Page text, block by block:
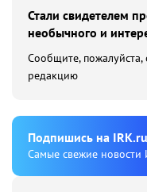
Стали свидетелем
необычного и
Сообщите, пожалуйста,
редакцию
Подпишиcь на
Cамые свежие новости